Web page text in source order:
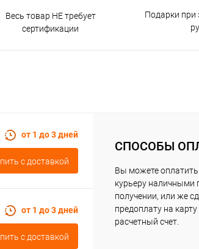
Весь товар НЕ требует
сертификации
Подарки при
от 1 до 3 дней
c доставкой
от 1 до 3 дней
c доставкой
СПОСОБЫ
Вы можете оплатить
курьеру наличными
получении, или же
предоплату на
расчетный счет.